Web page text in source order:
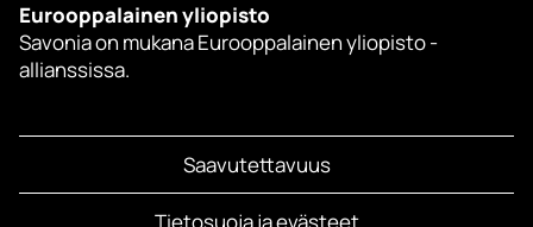
Eurooppalainen yliopisto
Savonia on mukana Eurooppalainen yliopisto -
allianssissa.
Saavutettavuus